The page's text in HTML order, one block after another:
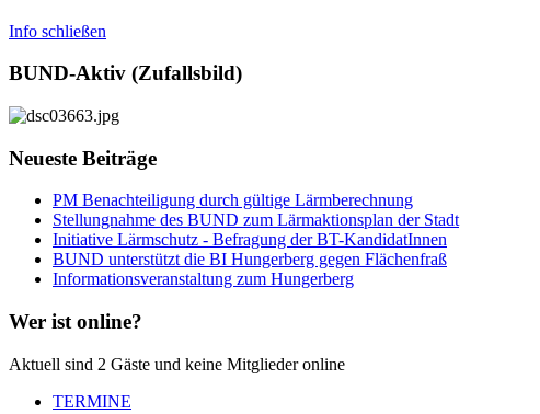
Info schließen
BUND-Aktiv (Zufallsbild)
Neueste Beiträge
PM Benachteiligung durch gültige Lärmberechnung
Stellungnahme des BUND zum Lärmaktionsplan der Stadt
Initiative Lärmschutz - Befragung der BT-KandidatInnen
BUND unterstützt die BI Hungerberg gegen Flächenfraß
Informationsveranstaltung zum Hungerberg
Wer ist online?
Aktuell sind 2 Gäste und keine Mitglieder online
TERMINE